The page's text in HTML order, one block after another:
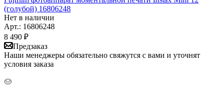
(голубой) 16806248
Нет в наличии
Арт.: 16806248
8 490 ₽
Предзаказ
Наши менеджеры обязательно свяжутся с вами и уточнят
условия заказа